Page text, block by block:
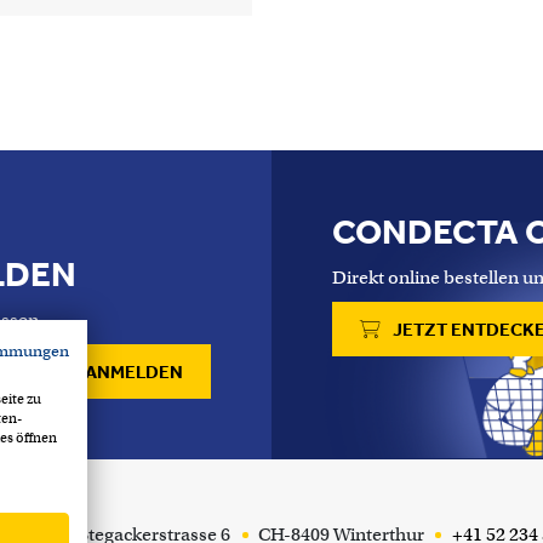
ANMELDEN
CONDECTA
Direkt online bestellen
JETZT
Stegackerstrasse 6 CH-8409 Winterthur +41 52 234
zu
öffnen